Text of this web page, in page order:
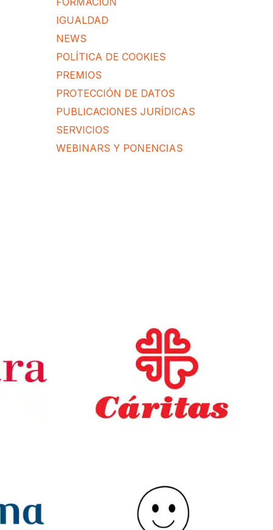
IGUALDAD
NEWS
POLÍTICA DE COOKIES
PREMIOS
PROTECCIÓN DE DATOS
PUBLICACIONES JURÍDICAS
SERVICIOS
WEBINARS Y PONENCIAS